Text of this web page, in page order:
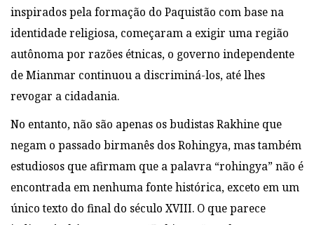
inspirados pela formação do Paquistão com base na
identidade religiosa, começaram a exigir uma região
autônoma por razões étnicas, o governo independente
de Mianmar continuou a discriminá-los, até lhes
revogar a cidadania.
No entanto, não são apenas os budistas Rakhine que
negam o passado birmanês dos Rohingya, mas também
estudiosos que afirmam que a palavra “rohingya” não é
encontrada em nenhuma fonte histórica, exceto em um
único texto do final do século XVIII. O que parece